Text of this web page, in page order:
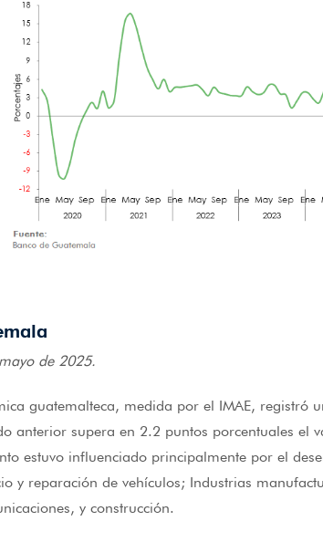
de 2025.
guatemalteca, medida por el IMAE, registró
anterior supera en 2.2 puntos porcentuales el
estuvo influenciado principalmente por el
y reparación de vehículos; Industrias
y construcción.